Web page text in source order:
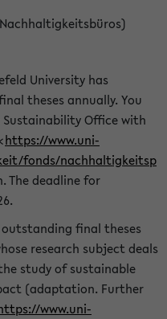
University has
theses annually. You
Office with
https://www.uni-
fonds/nachhaltigkeitsp
The deadline for
final theses
research subject deals
study of sustainable
(adaptation. Further
www.uni-